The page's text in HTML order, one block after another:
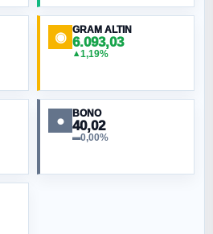
bir müstevli alçağına
◉ GRAM ALTIN
6.093,03
▲1,19%
● BONO
40,02
▬0,00%